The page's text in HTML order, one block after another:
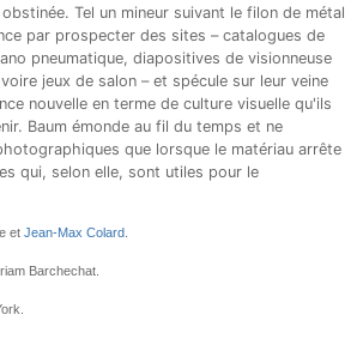
Tel un mineur suivant le filon de métal
par prospecter des sites – catalogues de
pneumatique, diapositives de visionneuse
jeux de salon – et spécule sur leur veine
nouvelle en terme de culture visuelle qu'ils
Baum émonde au fil du temps et ne
que lorsque le matériau arrête
qui, selon elle, sont utiles pour le
et Jean-Max Colard
Barchechat.